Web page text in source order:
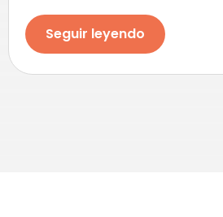
Seguir leyendo